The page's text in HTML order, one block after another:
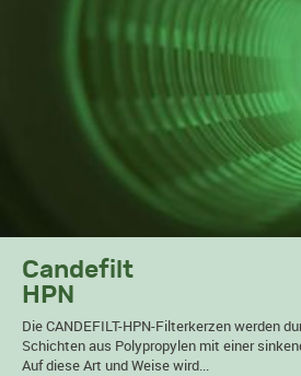
Candefilt
HPN
Die CANDEFILT-HPN-Filterkerzen werden
Schichten aus Polypropylen mit einer
Auf diese Art und Weise wird...